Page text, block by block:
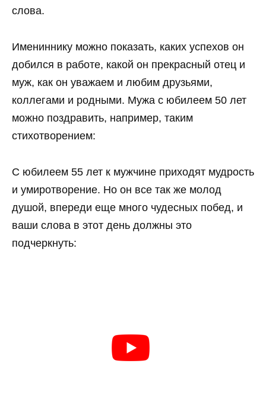
слова.
Имениннику можно показать, каких успехов он
добился в работе, какой он прекрасный отец и
муж, как он уважаем и любим друзьями,
коллегами и родными. Мужа с юбилеем 50 лет
можно поздравить, например, таким
стихотворением:
С юбилеем 55 лет к мужчине приходят мудрость
и умиротворение. Но он все так же молод
душой, впереди еще много чудесных побед, и
ваши слова в этот день должны это
подчеркнуть: